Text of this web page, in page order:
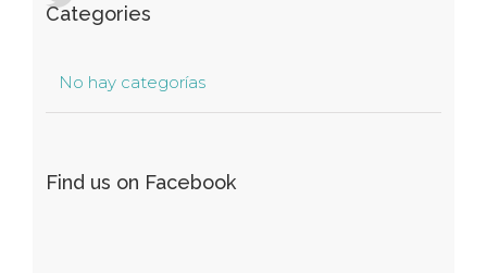
Categories
No hay categorías
Find us on Facebook